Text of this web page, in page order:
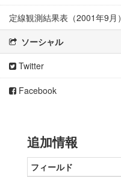
定線観測結果表（2001年9月）
ソーシャル
Twitter
Facebook
追加情報
フィールド